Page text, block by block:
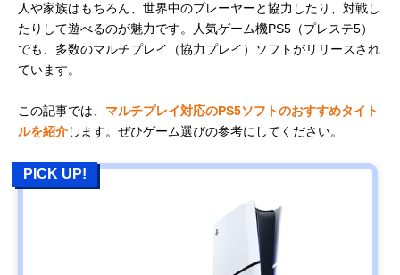
人や家族はもちろん、世界中のプレーヤーと協力したり、対戦し
たりして遊べるのが魅力です。人気ゲーム機PS5（プレステ5）
でも、多数のマルチプレイ（協力プレイ）ソフトがリリースされ
ています。
この記事では、 マルチプレイ対応のPS5ソフトのおすすめタイト
ルを紹介します。ぜひゲーム選びの参考にしてください。
PICK UP!